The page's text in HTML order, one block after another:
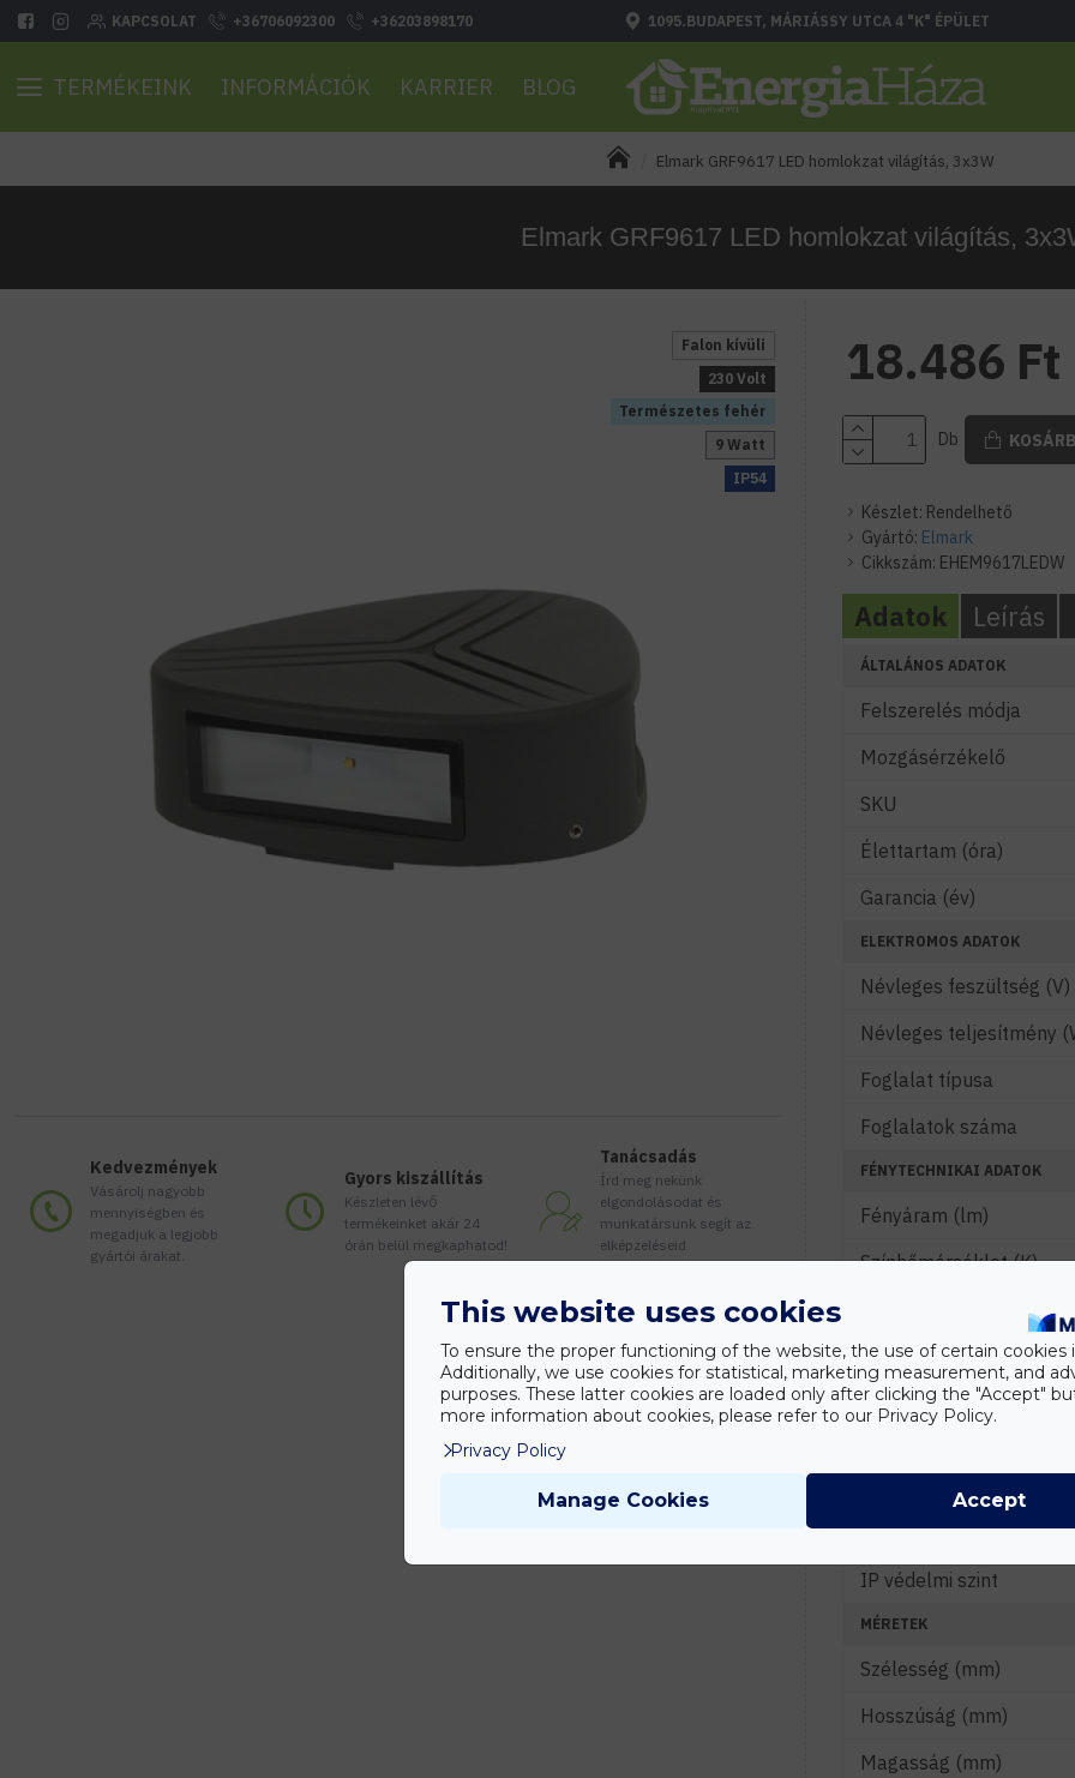
KAPCSOLAT +36706092300 +36203898170 1095.BUDAPEST, MÁRIÁSSY UTCA 4 "K" ÉPÜLET
TERMÉKEINK INFORMÁCIÓK KARRIER BLOG
Elmark GRF9617 LED homlokzat világítás, 3x3W
Elmark GRF9617 LED homlokzat világítás,
Természetes fehér
Falon kívüli
9 Watt
230 Volt
IP54
Kedvezmények
Vásárolj nagyobb
mennyiségben és
megadjuk a legjobb
gyártói árakat.
Gyors kiszállítás
Készleten lévő
termékeinket akár 24
órán belül megkaphatod!
Tanácsadás
Írd meg nekünk
elgondolásodat és
munkatársunk segít az
elképzeléseid
megvalósításában.
Készlet: Rendelhető
Gyártó: Elmark
Cikkszám: EHEM9617LEDW
18.486 Ft
Db
Adatok Leírás
ÁLTALÁNOS ADATOK
Felszerelés módja
Mozgásérzékelő
SKU
Élettartam (óra)
Garancia (év)
ELEKTROMOS ADATOK
Névleges feszültség (V)
Névleges teljesítmény
Foglalat típusa
Foglalatok száma
FÉNYTECHNIKAI ADATOK
Fényáram (lm)
Színhőmérséklet (K)
JELLEMZŐK
Lámpatest anyaga
IP védelmi szint
MÉRETEK
Szélesség (mm)
Hosszúság (mm)
Magasság (mm)
This website uses cookies
To ensure the proper functioning of the website, the use of certain cookies
Additionally, we use cookies for statistical, marketing measurement, and
purposes. These latter cookies are loaded only after clicking the "Accept"
more information about cookies, please refer to our Privacy Policy.
Privacy Policy
Manage Cookies Accept